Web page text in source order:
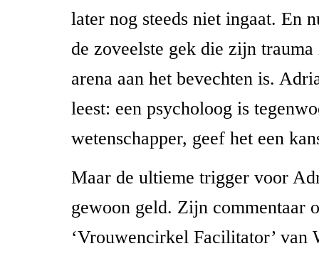
later nog steeds niet ingaat. En
de zoveelste gek die zijn
arena aan het bevechten is.
leest: een psycholoog is
wetenschapper, geef het een
Maar de ultieme trigger voor
gewoon geld. Zijn commentaar
‘Vrouwencirkel Facilitator’ van